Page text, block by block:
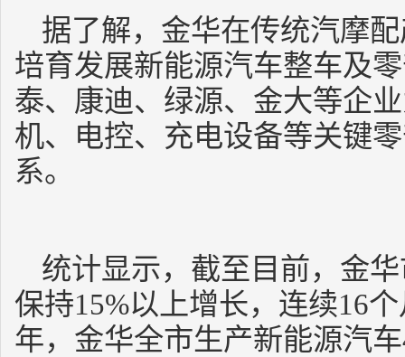
据了解，金华在传统汽摩
培育发展新能源汽车整车及
泰、康迪、绿源、金大等企
机、电控、充电设备等关键
系。
统计显示，截至目前，金
保持15%以上增长，连续16
年，金华全市生产新能源汽